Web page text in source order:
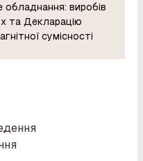
обладнання: виробів
та Декларацію
сумісності